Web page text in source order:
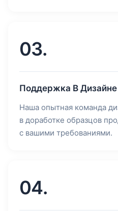
03.
Поддержка В Дизайне
Наша опытная команда
в доработке образцов
с вашими требованиями.
04.